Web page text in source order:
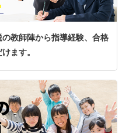
教師陣から指導経験、合格
ます。